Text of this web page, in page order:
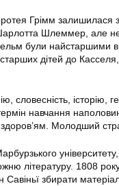
Грімм залишилася
Шлеммер, але
були найстаршими в
дітей до
словесність, історію,
навчання
здоров’ям. Молодший
літературу. 1808
збирати